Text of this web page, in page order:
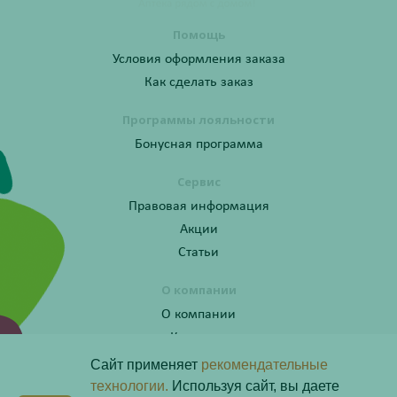
Помощь
Условия оформления заказа
Как сделать заказ
Программы лояльности
Бонусная программа
Сервис
Правовая информация
Акции
Статьи
О компании
О компании
Контакты
Сайт применяет рекомендательные
технологии. Используя сайт, вы даете